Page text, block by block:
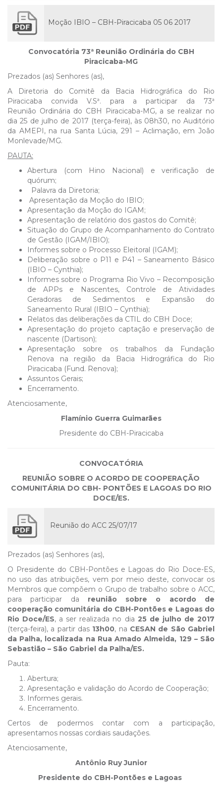
Moção IBIO – CBH-Piracicaba 05 06 2017
Convocatória 73ª Reunião Ordinária do CBH
Piracicaba-MG
Prezados (as) Senhores (as),
A Diretoria do Comitê da Bacia Hidrográfica do Rio
Piracicaba convida V.Sª. para a participar da 73ª
Reunião Ordinária do CBH Piracicaba-MG, a se realizar no
dia 25 de julho de 2017 (terça-feira), às 08h30, no Auditório
da AMEPI, na rua Santa Lúcia, 291 – Aclimação, em João
Monlevade/MG.
PAUTA:
Abertura (com Hino Nacional) e verificação de
quórum;
Palavra da Diretoria;
Apresentação da Moção do IBIO;
Apresentação da Moção do IGAM;
Apresentação de relatório dos gastos do Comitê;
Situação do Grupo de Acompanhamento do Contrato
de Gestão (IGAM/IBIO);
Informes sobre o Processo Eleitoral (IGAM);
Deliberação sobre o P11 e P41 – Saneamento Básico
(IBIO – Cynthia);
Informes sobre o Programa Rio Vivo – Recomposição
de APPs e Nascentes, Controle de Atividades
Geradoras de Sedimentos e Expansão do
Saneamento Rural (IBIO – Cynthia);
Relatos das deliberações da CTIL do CBH Doce;
Apresentação do projeto captação e preservação de
nascente (Dartison);
Apresentação sobre os trabalhos da Fundação
Renova na região da Bacia Hidrográfica do Rio
Piracicaba (Fund. Renova);
Assuntos Gerais;
Encerramento.
Atenciosamente,
Flamínio Guerra Guimarães
Presidente do CBH-Piracicaba
CONVOCATÓRIA
REUNIÃO SOBRE O ACORDO DE COOPERAÇÃO
COMUNITÁRIA DO CBH- PONTÕES E LAGOAS DO RIO
DOCE/ES.
Reunião do ACC 25/07/17
Prezados (as) Senhores (as),
O Presidente do CBH-Pontões e Lagoas do Rio Doce-ES,
no uso das atribuições, vem por meio deste, convocar os
Membros que compõem o Grupo de trabalho sobre o ACC,
para participar da reunião sobre o acordo de
cooperação comunitária do CBH-Pontões e Lagoas do
Rio Doce/ES, a ser realizada no dia 25 de julho de 2017
(terça-feira), a partir das 13h00, na CESAN de São Gabriel
da Palha, localizada na Rua Amado Almeida, 129 – São
Sebastião – São Gabriel da Palha/ES.
Pauta:
Abertura;
Apresentação e validação do Acordo de Cooperação;
Informes gerais.
Encerramento.
Certos de podermos contar com a participação,
apresentamos nossas cordiais saudações.
Atenciosamente,
Antônio Ruy Junior
Presidente do CBH-Pontões e Lagoas